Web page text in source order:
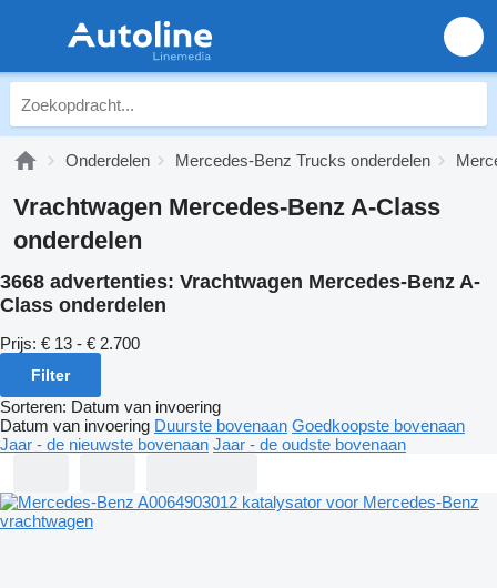
Onderdelen Mercedes-Benz Trucks onderdelen
Vrachtwagen Mercedes-Benz A-Class
onderdelen
3668 advertenties: Vrachtwagen Mercedes-Benz A-
Class onderdelen
Prijs: € 13 - € 2.700
Filter
Sorteren: Datum van invoering
Datum van invoering Duurste bovenaan Goedkoopste bovenaan
Jaar - de nieuwste bovenaan Jaar - de oudste bovenaan